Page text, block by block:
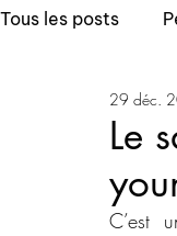
Tous les posts
Le
29 déc.
C’est